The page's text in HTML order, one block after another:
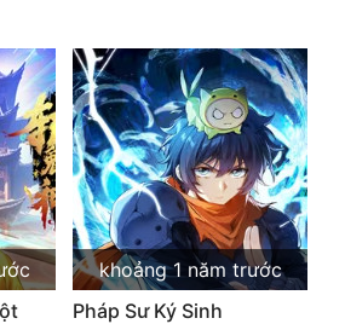
khoảng 1 năm trước
Pháp Sư Ký Sinh